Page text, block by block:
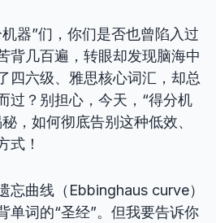
器”们，你们是否也曾陷入过
背几百遍，转眼却发现脑海中
四六级、雅思核心词汇，却总
过？别担心，今天，“得分机
，如何彻底告别这种低效、
式！
忘曲线（Ebbinghaus curve）
单词的“圣经”。但我要告诉你